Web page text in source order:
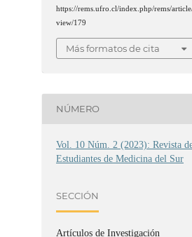
https://rems.ufro.cl/index.php/rems/
view/179
Más formatos de cita
NÚMERO
Vol. 10 Núm. 2 (2023): Revista
Estudiantes de Medicina del Sur
SECCIÓN
Artículos de Investigación